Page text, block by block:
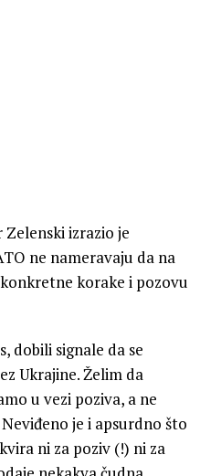
izrazio je
ne nameravaju da na
korake i pozovu
dobili signale da se
Ukrajine. Želim da
u vezi poziva, a ne
je i apsurdno što
ni za poziv (!) ni za